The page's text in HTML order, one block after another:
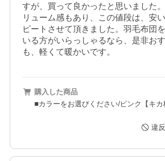
すが、買って良かったと思いました
リューム感もあり、この値段は、安
ピートさせて頂きました。羽毛布団
いる方がいらっしゃるなら、是非お
も、軽くて暖かいです。
購入した商品
■カラーをお選びください/ピンク【キカ
違